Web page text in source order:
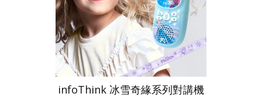
infoThink 冰雪奇緣系列對講機